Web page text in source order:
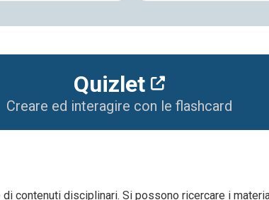
Quizlet
Creare ed interagire con le flashcard
contenuti disciplinari. Si possono ricercare i